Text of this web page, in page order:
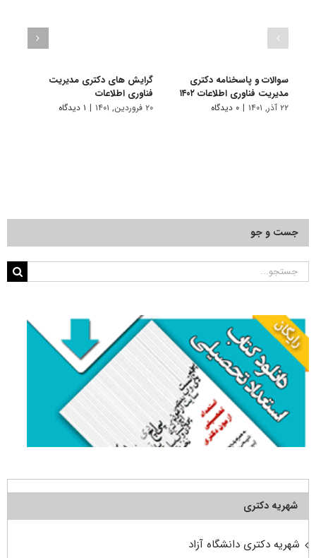
سوالات و پاسخنامه دکتری
مدیریت فناوری اطلاعات ۱۴۰۲
۲۲ آذر, ۱۴۰۱ | ۰ دیدگاه
گرایش های دکتری ﻣﺪﻳﺮﻳﺖ
ﻓﻨﺎوری اطلاعات
۲۰ فروردین, ۱۴۰۱ | ۱ دیدگاه
جست و جو
جستجو
شهریه دکتری
شهریه دکتری دانشگاه آزاد